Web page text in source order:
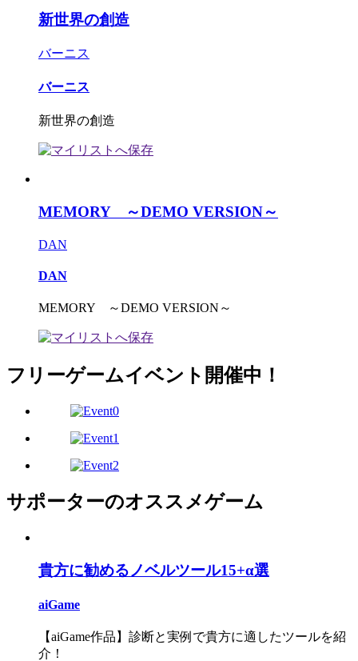
新世界の創造
バーニス
バーニス
新世界の創造
MEMORY ～DEMO VERSION～
DAN
DAN
MEMORY ～DEMO VERSION～
フリーゲームイベント開催中！
サポーターのオススメゲーム
貴方に勧めるノベルツール15+α選
aiGame
【aiGame作品】診断と実例で貴方に適したツールを紹
介！